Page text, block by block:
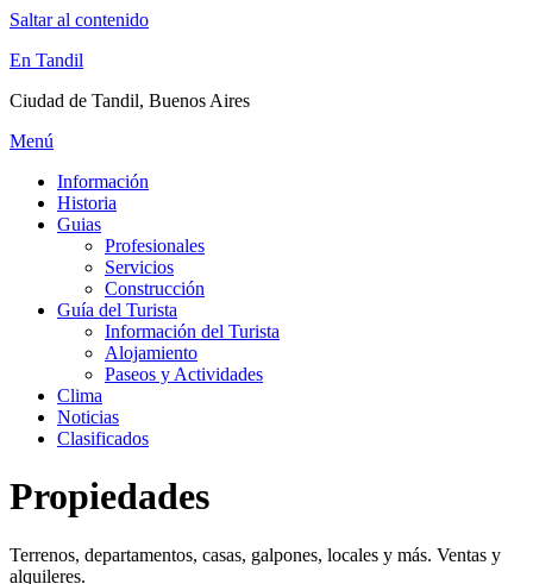
Saltar al contenido
En Tandil
Ciudad de Tandil, Buenos Aires
Menú
Información
Historia
Guias
Profesionales
Servicios
Construcción
Guía del Turista
Información del Turista
Alojamiento
Paseos y Actividades
Clima
Noticias
Clasificados
Propiedades
Terrenos, departamentos, casas, galpones, locales y más. Ventas y
alquileres.